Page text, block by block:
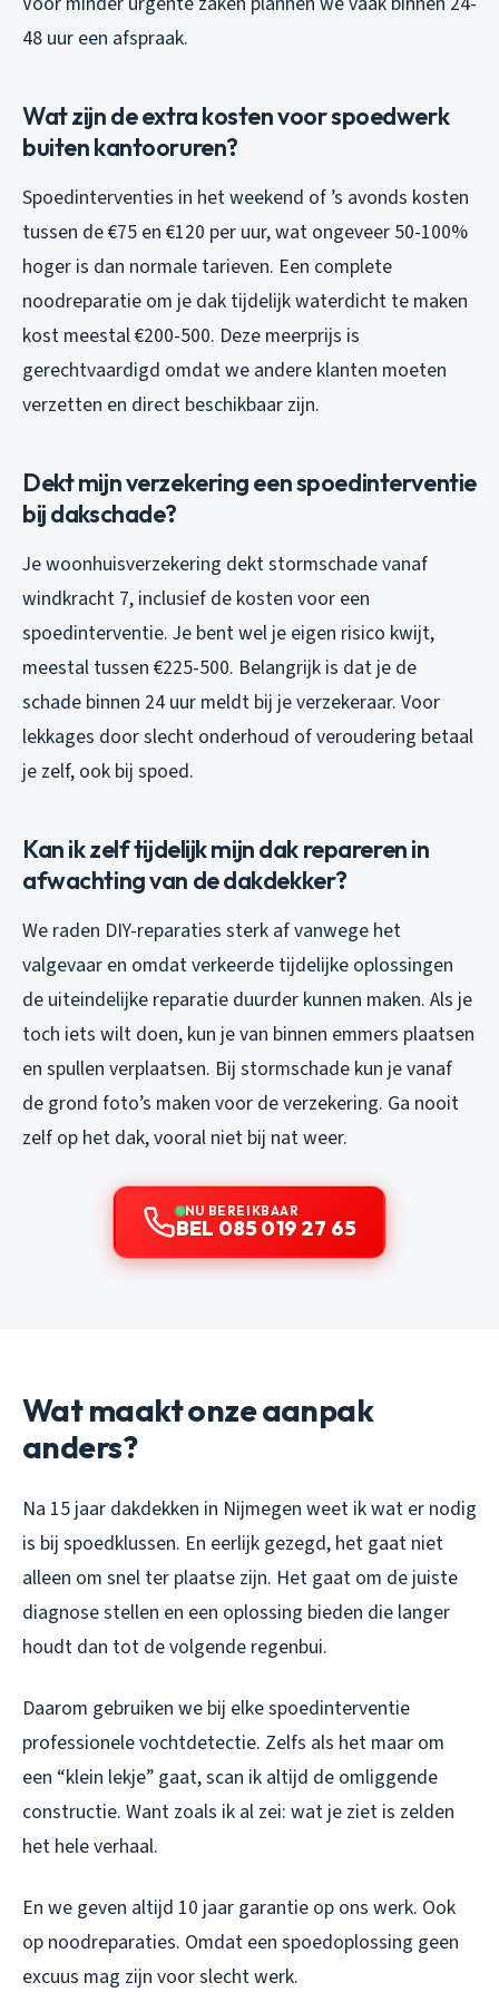
48 uur een afspraak.
Wat zijn de extra kosten voor spoedwerk
buiten kantooruren?
Spoedinterventies in het weekend of ’s avonds kosten
tussen de €75 en €120 per uur, wat ongeveer 50-100%
hoger is dan normale tarieven. Een complete
noodreparatie om je dak tijdelijk waterdicht te maken
kost meestal €200-500. Deze meerprijs is
gerechtvaardigd omdat we andere klanten moeten
verzetten en direct beschikbaar zijn.
Dekt mijn verzekering een spoedinterventie
bij dakschade?
Je woonhuisverzekering dekt stormschade vanaf
windkracht 7, inclusief de kosten voor een
spoedinterventie. Je bent wel je eigen risico kwijt,
meestal tussen €225-500. Belangrijk is dat je de
schade binnen 24 uur meldt bij je verzekeraar. Voor
lekkages door slecht onderhoud of veroudering betaal
je zelf, ook bij spoed.
Kan ik zelf tijdelijk mijn dak repareren in
afwachting van de dakdekker?
We raden DIY-reparaties sterk af vanwege het
valgevaar en omdat verkeerde tijdelijke oplossingen
de uiteindelijke reparatie duurder kunnen maken. Als je
toch iets wilt doen, kun je van binnen emmers plaatsen
en spullen verplaatsen. Bij stormschade kun je vanaf
de grond foto’s maken voor de verzekering. Ga nooit
zelf op het dak, vooral niet bij nat weer.
NU BEREIKBAAR
BEL 085 019 27 65
Wat maakt onze aanpak
anders?
Na 15 jaar dakdekken in Nijmegen weet ik wat er nodig
is bij spoedklussen. En eerlijk gezegd, het gaat niet
alleen om snel ter plaatse zijn. Het gaat om de juiste
diagnose stellen en een oplossing bieden die langer
houdt dan tot de volgende regenbui.
Daarom gebruiken we bij elke spoedinterventie
professionele vochtdetectie. Zelfs als het maar om
een “klein lekje” gaat, scan ik altijd de omliggende
constructie. Want zoals ik al zei: wat je ziet is zelden
het hele verhaal.
En we geven altijd 10 jaar garantie op ons werk. Ook
op noodreparaties. Omdat een spoedoplossing geen
excuus mag zijn voor slecht werk.